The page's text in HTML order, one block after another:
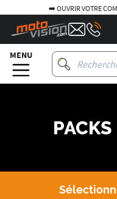
➡️ OUVRIR VOTRE
MENU